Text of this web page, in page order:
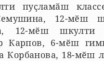
пуҫламӑш
12-мӗш
12-мӗш шкулти
Карпов, 6-мӗш
Корбанова, 18-мӗш